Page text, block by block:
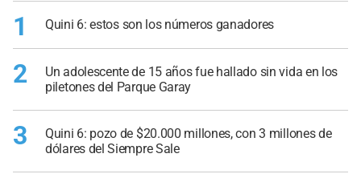
1 Quini 6: estos son los números ganadores
2
Un adolescente de 15 años fue hallado sin vida en los
piletones del Parque Garay
3
Quini 6: pozo de $20.000 millones, con 3 millones de
dólares del Siempre Sale